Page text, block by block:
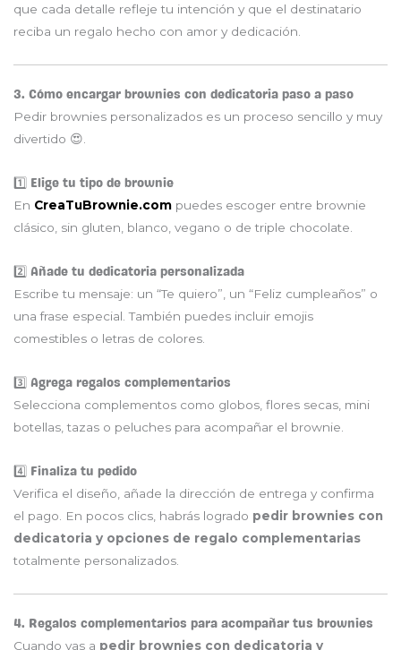
que cada detalle refleje tu intención y que el destinatario
reciba un regalo hecho con amor y dedicación.
3. Cómo encargar brownies con dedicatoria paso a paso
Pedir brownies personalizados es un proceso sencillo y muy
divertido 😍.
1️⃣ Elige tu tipo de brownie
En CreaTuBrownie.com puedes escoger entre brownie
clásico, sin gluten, blanco, vegano o de triple chocolate.
2️⃣ Añade tu dedicatoria personalizada
Escribe tu mensaje: un “Te quiero”, un “Feliz cumpleaños” o
una frase especial. También puedes incluir emojis
comestibles o letras de colores.
3️⃣ Agrega regalos complementarios
Selecciona complementos como globos, flores secas, mini
botellas, tazas o peluches para acompañar el brownie.
4️⃣ Finaliza tu pedido
Verifica el diseño, añade la dirección de entrega y confirma
el pago. En pocos clics, habrás logrado pedir brownies con
dedicatoria y opciones de regalo complementarias
totalmente personalizados.
4. Regalos complementarios para acompañar tus brownies
Cuando vas a pedir brownies con dedicatoria y